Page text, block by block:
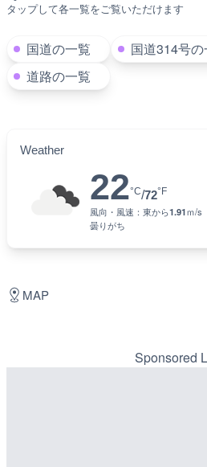
タップして各一覧をご覧いただけます
国道の一覧
国道314号の
道路の一覧
Weather
22°C/72°F
風向・風速： 東から1.91ｍ/s
曇りがち
MAP
Sponsored